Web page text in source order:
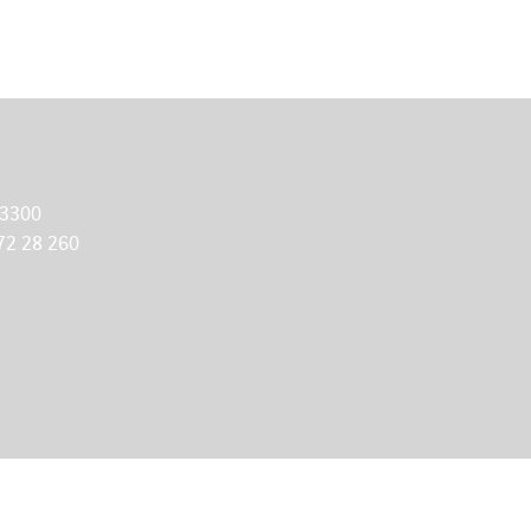
28 260